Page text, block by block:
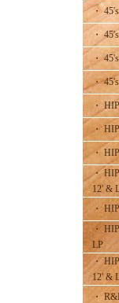
・
・
・
・
・
・
・
・
12' &
・
・
LP
・
12' &
・